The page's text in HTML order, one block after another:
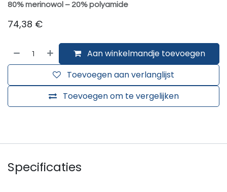
80% merinowol – 20% polyamide
74,38 €
Aan winkelmandje toevoegen
Toevoegen om te vergelijken
Toevoegen aan verlanglijst
Specificaties